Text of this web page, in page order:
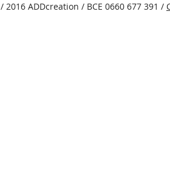
/ 2016 ADDcreation / BCE 0660 677 391 /